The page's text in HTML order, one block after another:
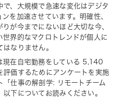
で、大規模で急速な変化はデジタ
を加速させています。明確性、
が今までにないほど大切な今、
世界的なマクロトレンドが個人に
なりません。
現在自宅勤務をしている 5,140
評価するためにアンケートを実施
「仕事の解剖学: リモートチーム
下についてお読みください。